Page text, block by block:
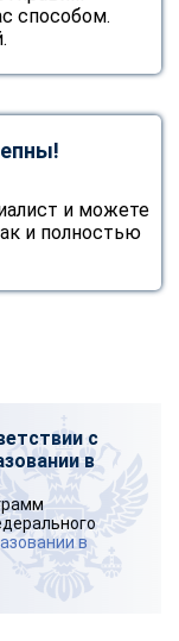
способом.
и можете
и полностью
с
в
в